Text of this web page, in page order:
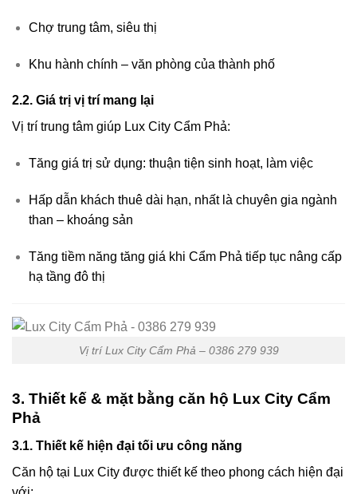
Chợ trung tâm, siêu thị
Khu hành chính – văn phòng của thành phố
2.2. Giá trị vị trí mang lại
Vị trí trung tâm giúp Lux City Cẩm Phả:
Tăng giá trị sử dụng: thuận tiện sinh hoạt, làm việc
Hấp dẫn khách thuê dài hạn, nhất là chuyên gia ngành
than – khoáng sản
Tăng tiềm năng tăng giá khi Cẩm Phả tiếp tục nâng cấp
hạ tầng đô thị
Vị trí Lux City Cẩm Phả – 0386 279 939
3. Thiết kế & mặt bằng căn hộ Lux City Cẩm
Phả
3.1. Thiết kế hiện đại tối ưu công năng
Căn hộ tại Lux City được thiết kế theo phong cách hiện đại